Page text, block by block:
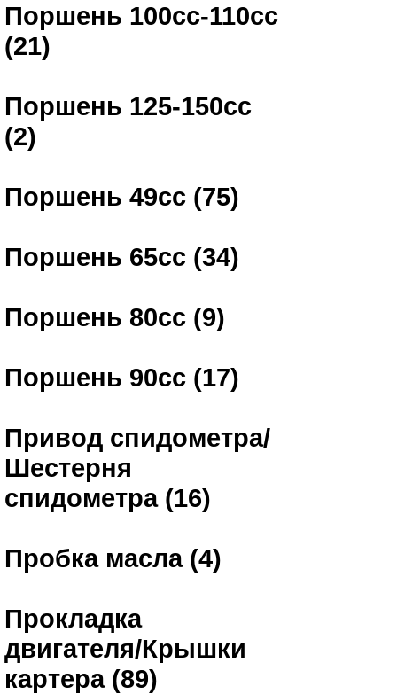
Поршень 100сс-110сс
(21)
Поршень 125-150сс
(2)
Поршень 49сс (75)
Поршень 65сс (34)
Поршень 80сс (9)
Поршень 90сс (17)
Привод спидометра/
Шестерня
спидометра (16)
Пробка масла (4)
Прокладка
двигателя/Крышки
картера (89)